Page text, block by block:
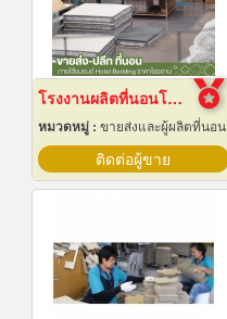
โรงงานผลิตที่นอนโรงแรม
หมวดหมู่ : ขายส่งและผู้ผลิตที่นอน
ติดต่อผู้ขาย